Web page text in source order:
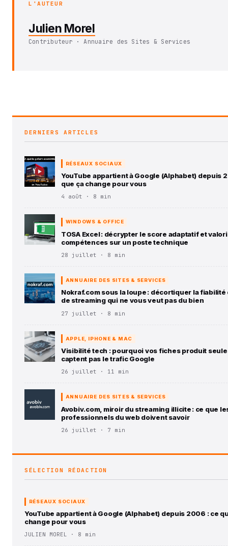
L'AUTEUR
Julien Morel
Contributeur · Annuaire des Sites & Services
DERNIERS ARTICLES
RÉSEAUX SOCIAUX
YouTube appartient à Google (Alphabet) depuis
que ça change pour vous
4 août · 8 min
WINDOWS & OFFICE
TOSA Excel : décrypter le score adaptatif et
compétences sur un poste technique
28 juillet · 8 min
ANNUAIRE DES SITES & SERVICES
Nokraf.com sous la loupe : décortiquer la fiabilité
de streaming qui ne vous veut pas du bien
27 juillet · 8 min
APPLE, IPHONE & MAC
Visibilité tech : pourquoi vos fiches produit
captent pas le trafic Google
26 juillet · 11 min
ANNUAIRE DES SITES & SERVICES
Avobiv.com, miroir du streaming illicite : ce que
professionnels du web doivent savoir
26 juillet · 7 min
SÉLECTION RÉDACTION
RÉSEAUX SOCIAUX
YouTube appartient à Google (Alphabet) depuis 2006 : ce
change pour vous
JULIEN MOREL · 8 min